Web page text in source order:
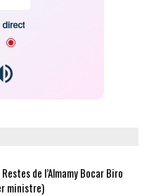
direct
de l’Almamy Bocar Biro
ministre)